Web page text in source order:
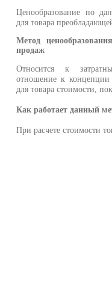
Ценообразование по
для товара
Метод
продаж
Относится к
отношение к концепции
для товара стоимости,
Как работает данный
При расчете стоимости